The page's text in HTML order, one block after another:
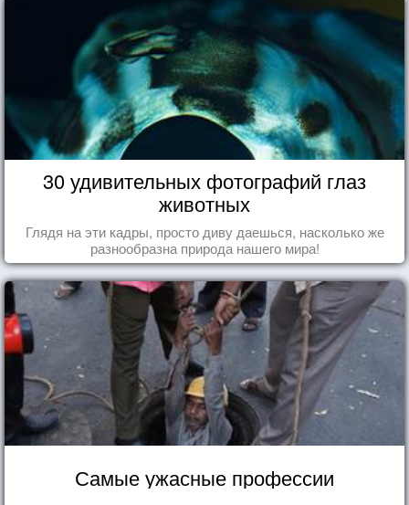
30 удивительных фотографий глаз
животных
Глядя на эти кадры, просто диву даешься, насколько же
разнообразна природа нашего мира!
Самые ужасные профессии